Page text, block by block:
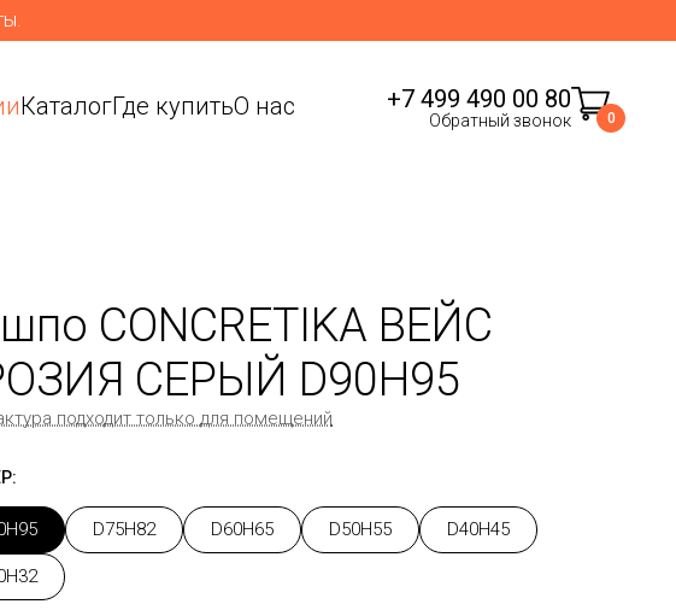
КаталогГде купитьО нас +7 499 490 00 80
Обратный звонок 0
CONCRETIKA ВЕЙС
СЕРЫЙ D90H95
подходит только для помещений
D75H82 D60H65 D50H55 D40H45